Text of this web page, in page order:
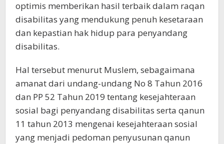
optimis memberikan hasil terbaik dalam raqan
disabilitas yang mendukung penuh kesetaraan
dan kepastian hak hidup para penyandang
disabilitas.
Hal tersebut menurut Muslem, sebagaimana
amanat dari undang-undang No 8 Tahun 2016
dan PP 52 Tahun 2019 tentang kesejahteraan
sosial bagi penyandang disabilitas serta qanun
11 tahun 2013 mengenai kesejahteraan sosial
yang menjadi pedoman penyusunan qanun